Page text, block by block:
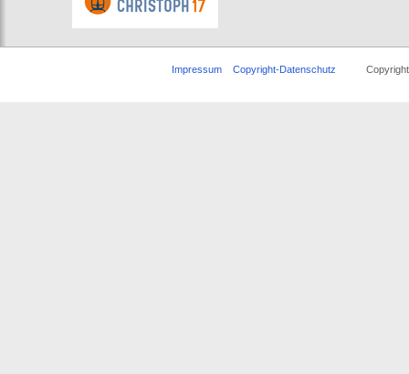
Impressum Copyright-Datenschutz Copyright ©